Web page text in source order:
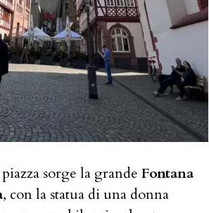
sorge la grande Fontana
, con la statua di una donna